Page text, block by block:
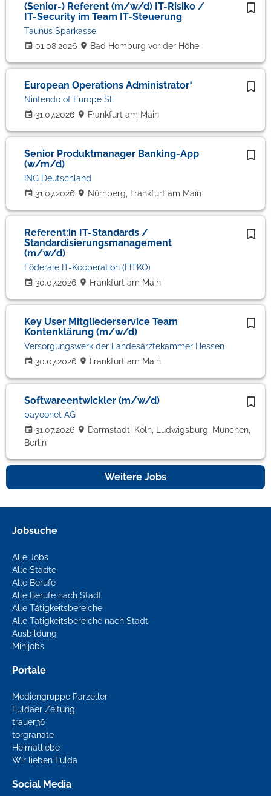
(Senior-) Referent (m/w/d) IT-Risiko /
IT-Security im Team IT-Steuerung
01.08.2026
Taunus Sparkasse
Bad Homburg vor der Höhe
European Operations Administrator*
31.07.2026
Nintendo of Europe SE
Frankfurt am Main
Senior Produktmanager Banking-App
(w/m/d)
31.07.2026
ING Deutschland
Nürnberg, Frankfurt am Main
Referent:in IT-Standards /
Standardisierungsmanagement
(m/w/d)
30.07.2026
Föderale IT-Kooperation (FITKO)
Frankfurt am Main
Key User Mitgliederservice Team
Kontenklärung (m/w/d)
30.07.2026
Versorgungswerk der Landesärztekammer Hessen
Frankfurt am Main
Softwareentwickler (m/w/d)
31.07.2026
bayoonet AG
Darmstadt, Köln, Ludwigsburg, München,
Berlin
Weitere Jobs
Jobsuche
Alle Jobs
Alle Städte
Alle Berufe
Alle Berufe nach Stadt
Alle Tätigkeitsbereiche
Alle Tätigkeitsbereiche nach Stadt
Ausbildung
Minijobs
Portale
Mediengruppe Parzeller
Fuldaer Zeitung
trauer36
torgranate
Heimatliebe
Wir lieben Fulda
Social Media